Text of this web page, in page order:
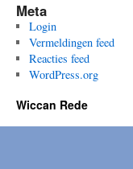
Meta
Login
Vermeldingen feed
Reacties feed
WordPress.org
Wiccan Rede